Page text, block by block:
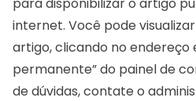
internet. Você pode
artigo, clicando no endereço
permanente” do painel de
de dúvidas, contate o